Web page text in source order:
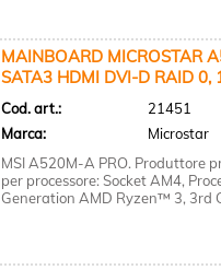
MAINBOARD MICROSTAR
SATA3 HDMI DVI-D RAID 0,
Cod. art.:
21451
Marca:
Microstar
MSI A520M-A PRO. Produttore
per processore: Socket AM4,
Generation AMD Ryzen™ 3, 3rd